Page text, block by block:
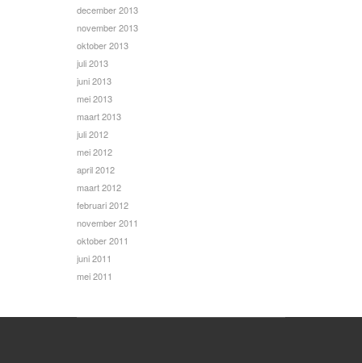
december 2013
november 2013
oktober 2013
juli 2013
juni 2013
mei 2013
maart 2013
juli 2012
mei 2012
april 2012
maart 2012
februari 2012
november 2011
oktober 2011
juni 2011
mei 2011